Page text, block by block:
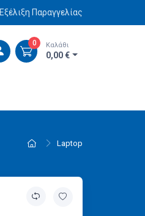
Εξέλιξη Παραγγελίας
0 Καλάθι
0,00 €
Laptop